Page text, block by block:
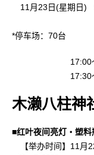
11月23日(星期日)
*停车场：70台
17:00～ 免费
17:30～ 竖
木濑八柱神
■红叶夜间亮灯・塑料
【举办时间】11月